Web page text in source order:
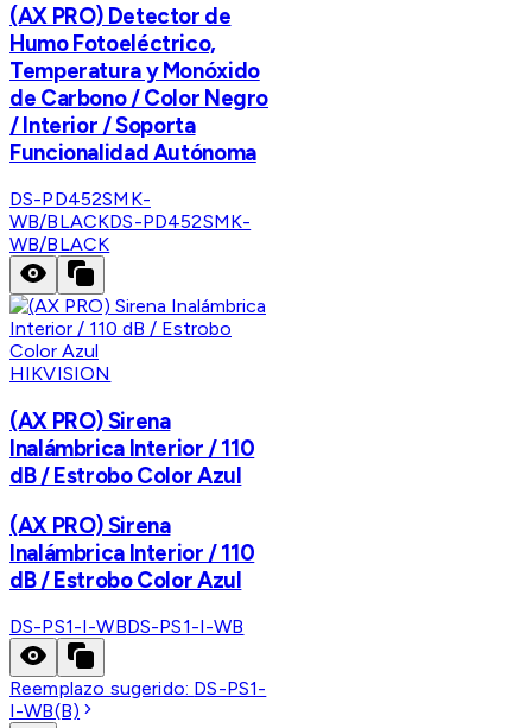
(AX PRO) Detector de
Humo Fotoeléctrico,
Temperatura y Monóxido
de Carbono / Color Negro
/ Interior / Soporta
Funcionalidad Autónoma
DS-PD452SMK-
WB/BLACKDS-PD452SMK-
WB/BLACK
HIKVISION
(AX PRO) Sirena
Inalámbrica Interior / 110
dB / Estrobo Color Azul
(AX PRO) Sirena
Inalámbrica Interior / 110
dB / Estrobo Color Azul
DS-PS1-I-WBDS-PS1-I-WB
Reemplazo sugerido: DS-PS1-
I-WB(B)